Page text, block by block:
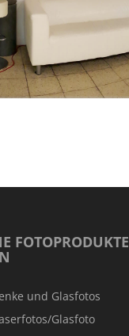
FOTOPRODUKTE
und Glasfotos
Glasfoto